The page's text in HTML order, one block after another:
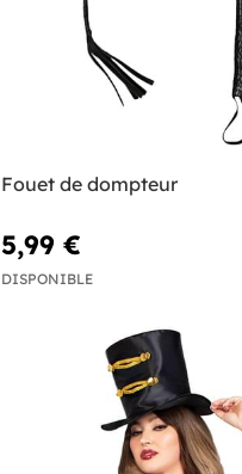
Fouet de dompteur
5,99 €
DISPONIBLE